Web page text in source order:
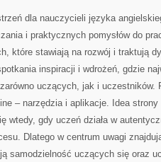
dla nauczycieli języka
i praktycznych pomysłów do
które stawiają na rozwój i traktują
inspiracji i wdrożeń, gdzie
uczących, jak i uczestników.
– narzędzia i aplikacje. Idea
wtedy, gdy uczeń działa w
Dlatego w centrum uwagi
samodzielność uczących się oraz